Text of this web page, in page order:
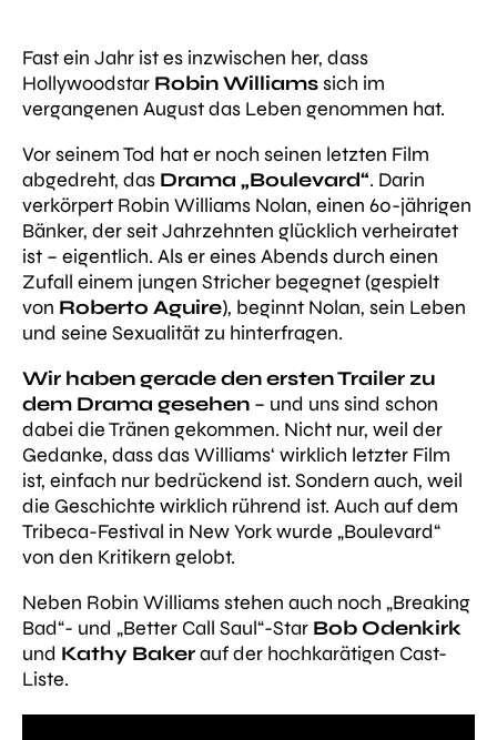
Fast ein Jahr ist es inzwischen her, dass
Hollywoodstar Robin Williamssich im
vergangenen August das Leben genommen hat.
Vor seinem Tod hat er noch seinen letzten Film
abgedreht, das Drama „Boulevard“. Darin
verkörpert Robin Williams Nolan, einen 60-jährigen
Bänker, der seit Jahrzehnten glücklich verheiratet
ist – eigentlich. Als er eines Abends durch einen
Zufall einem jungen Stricher begegnet (gespielt
von Roberto Aguire), beginnt Nolan, sein Leben
und seine Sexualität zu hinterfragen.
Wir haben gerade den ersten Trailer zu
dem Drama gesehen – und uns sind schon
dabei die Tränen gekommen. Nicht nur, weil der
Gedanke, dass das Williams‘ wirklich letzter Film
ist, einfach nur bedrückend ist. Sondern auch, weil
die Geschichte wirklich rührend ist. Auch auf dem
Tribeca-Festival in New York wurde „Boulevard“
von den Kritikern gelobt.
Neben Robin Williams stehen auch noch „Breaking
Bad“- und „Better Call Saul“-Star Bob Odenkirk
und Kathy Bakerauf der hochkarätigen Cast-
Liste.